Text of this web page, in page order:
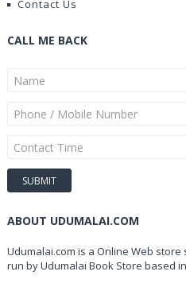
Contact Us
CALL ME BACK
ABOUT UDUMALAI.COM
Udumalai.com is a Online Web store
run by Udumalai Book Store based